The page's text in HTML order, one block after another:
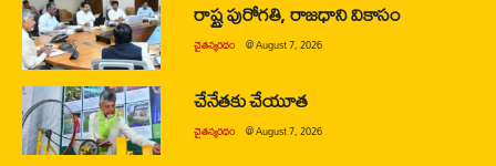
రాష్ట్ర పురోగతి, రాజధాని వికాసం
చైతన్యరధం @August 7, 2026
చేనేతకు చేయూత
చైతన్యరధం @August 7, 2026